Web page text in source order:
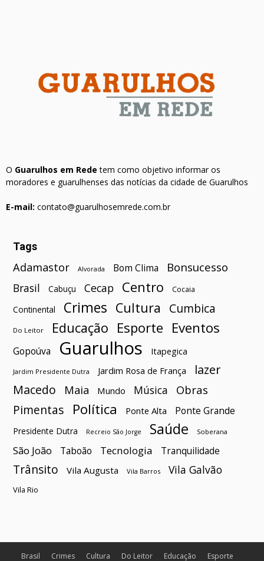
O Guarulhos em Rede tem como objetivo informar os
moradores e guarulhenses das notícias da cidade de Guarulhos
E-mail: contato@guarulhosemrede.com.br
Tags
Adamastor Alvorada Bom Clima Bonsucesso
Brasil Cabuçu Cecap Centro Cocaia
Continental Crimes Cultura Cumbica
Do Leitor Educação Esporte Eventos
Gopoúva Guarulhos Itapegica
Jardim Presidente Dutra Jardim Rosa de França
lazer
Macedo
Maia Mundo Música Obras
Pimentas Política Ponte Alta Ponte Grande
Presidente Dutra Recreio São Jorge Saúde Soberana
São João Taboão Tecnologia Tranquilidade
Trânsito Vila Augusta Vila Barros Vila Galvão
Vila Rio
Brasil Crimes Cultura Do Leitor Educação Esporte